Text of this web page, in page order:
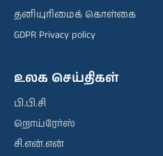
தனியுரிமைக் கொள்கை
GDPR Privacy policy
உலக செய்திகள்
பி.பி.சி
றொய்ரேர்ஸ்
சி.என்.என்